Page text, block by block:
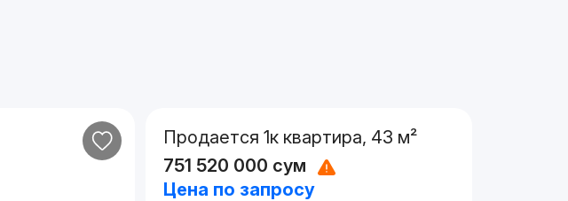
Продается 1к квартира, 43 м²
751 520 000 сум
Цена по запросу